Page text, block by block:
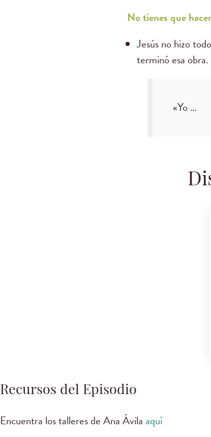
No tienes que
Jesús no hizo
terminó esa obra.
«Yo …
Recursos del Episodio
Encuentra los talleres de Ana Ávila aquí